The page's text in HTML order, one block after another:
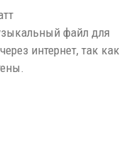
файл для
интернет, так как